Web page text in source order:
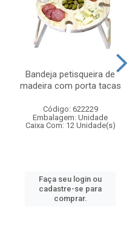
Bandeja petisqueira de
madeira com porta tacas
Código: 622229
Embalagem: Unidade
Caixa Com: 12 Unidade(s)
Faça seu login ou
cadastre-se para
comprar.